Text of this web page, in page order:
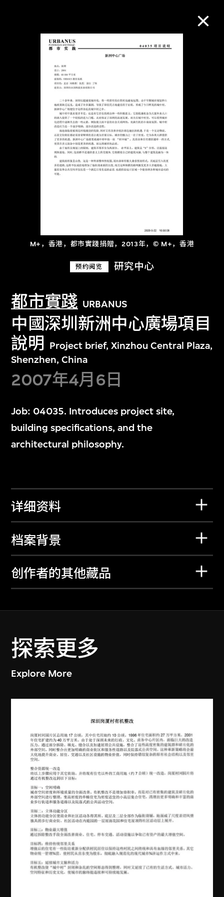
M+，香港，都市實踐捐贈，2013年，© M+，香港
预约阅览 研究中心
都市實踐 URBANUS
中國深圳新洲中心廣場項目
說明
Project brief, Xinzhou Central Plaza,
Shenzhen, China
2007年4月6日
Job: 04035. Introduces project site,
building specifications, and the
architectural philosophy.
详细资料
档案背景
创作者的其他藏品
探索更多
Explore More
M+藏品
进一步筛选
关于M+藏品